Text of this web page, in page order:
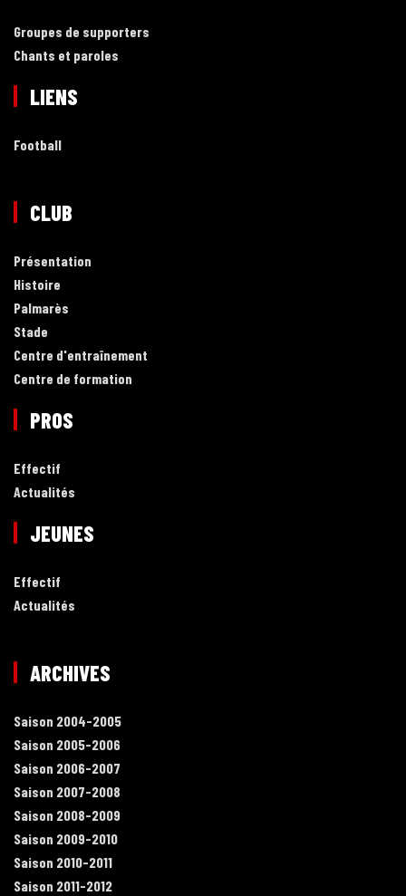
Groupes de supporters
Chants et paroles
LIENS
Football
CLUB
Présentation
Histoire
Palmarès
Stade
Centre d'entraînement
Centre de formation
PROS
Effectif
Actualités
JEUNES
Effectif
Actualités
ARCHIVES
Saison 2004-2005
Saison 2005-2006
Saison 2006-2007
Saison 2007-2008
Saison 2008-2009
Saison 2009-2010
Saison 2010-2011
Saison 2011-2012